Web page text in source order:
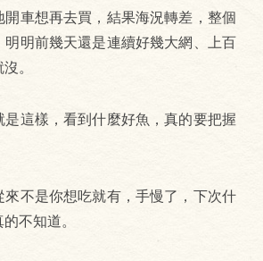
車想再去買，結果海況轉差，整個
明前幾天還是連續好幾大網、上百
。
這樣，看到什麼好魚，真的要把握
來不是你想吃就有，手慢了，下次什
不知道。